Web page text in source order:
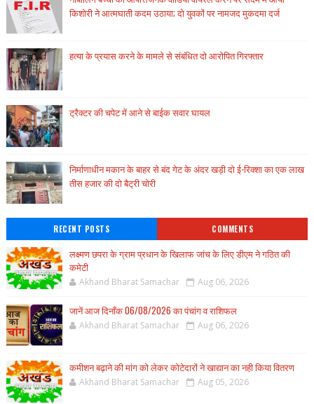
किशोरी ने आत्मघाती कदम उठाया; दो युवकों पर नामजद मुकदमा दर्ज
हत्या के प्रयास करने के मामले से संबंधित दो आरोपित गिरफ्तार
ट्रैक्टर की चपेट में आने से बाईक सवार घायल
निर्माणाधीन मकान के बाहर से बंद गेट के अंदर खड़ी दो ई-रिक्शा का एक लाख
तीस हजार की दो बैट्री चोरी
RECENT POSTS COMMENTS
लक्ष्मण छपरा के ग्राम प्रधान के खिलाफ जांच के लिए डीएम ने गठित की
कमेटी
Akhand Bharat Samachar Aug 06, 2026
जानें आज दिनाँक 06/08/2026 का पंचांग व राशिफल
Akhand Bharat Samachar Aug 06, 2026
कमीशन बढ़ाने की मांग को लेकर कोटेदारों ने खाद्यान का नही किया वितरण
Akhand Bharat Samachar Aug 05, 2026